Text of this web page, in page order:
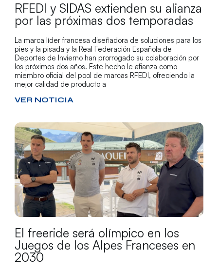
RFEDI y SIDAS extienden su alianza
por las próximas dos temporadas
La marca líder francesa diseñadora de soluciones para los
pies y la pisada y la Real Federación Española de
Deportes de Invierno han prorrogado su colaboración por
los próximos dos años. Este hecho le afianza como
miembro oficial del pool de marcas RFEDI, ofreciendo la
mejor calidad de producto a
VER NOTICIA
El freeride será olímpico en los
Juegos de los Alpes Franceses en
2030